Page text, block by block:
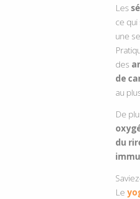
Les
ce qui
une
des
de
au
De
du
Le